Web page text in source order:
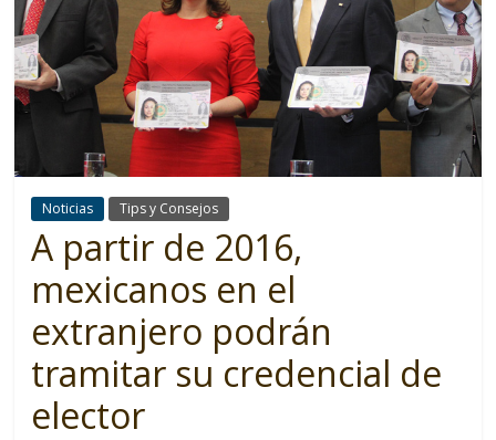
Noticias Tips y Consejos
A partir de 2016,
mexicanos en el
extranjero podrán
tramitar su credencial de
elector